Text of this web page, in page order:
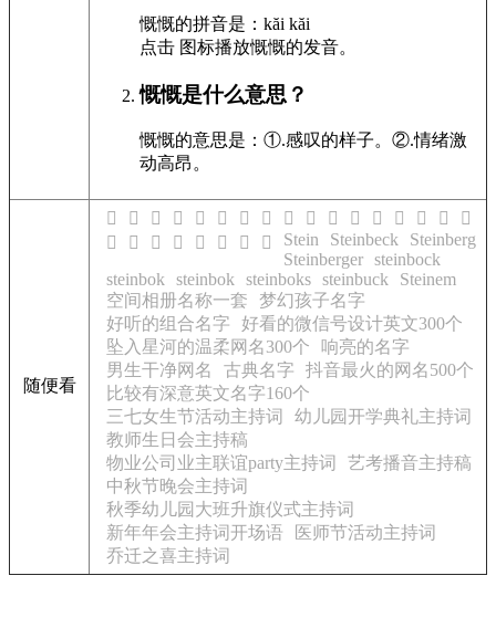
慨慨的拼音是：kăi kăi
点击 图标播放慨慨的发音。
慨慨是什么意思？
慨慨的意思是：①.感叹的样子。②.情绪激
动高昂。
随便看
𭱨 𭱩 𭱪 𭱫 𭱬 𭱭 𭱮 𭱯 𭱰 𭱱 𭱲 𭱳 𭱴 𭱵 𭱶 𭱷
𭱸
𭱹
𭱺 𭱻 𭱼 𭱽 𭱾 𭱿 𭲀 Stein Steinbeck
Steinberg
Steinberger steinbock
steinbok
steinbok steinboks steinbuck
Steinem
空间相册名称一套
梦幻孩子名字
好听的组合名字
好看的微信号设计英文300个
坠入星河的温柔网名300个
响亮的名字
男生干净网名
古典名字
抖音最火的网名500个
比较有深意英文名字160个
三七女生节活动主持词
幼儿园开学典礼主持词
教师生日会主持稿
物业公司业主联谊party主持词
艺考播音主持稿
中秋节晚会主持词
秋季幼儿园大班升旗仪式主持词
新年年会主持词开场语
医师节活动主持词
乔迁之喜主持词